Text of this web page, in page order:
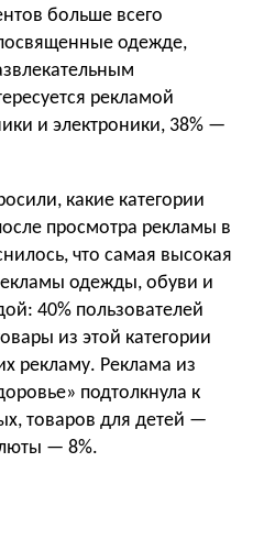
больше всего
одежде,
рекламой
и электроники, 38% —
какие категории
просмотра рекламы в
что самая высокая
одежды, обуви и
40% пользователей
из этой категории
рекламу. Реклама из
подтолкнула к
товаров для детей —
— 8%.